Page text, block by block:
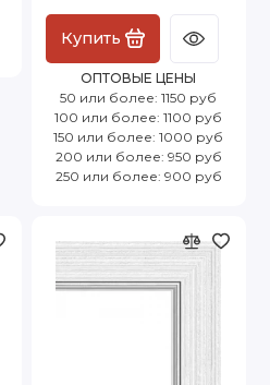
Купить
ОПТОВЫЕ ЦЕНЫ
50 или более: 1150 руб
100 или более: 1100 руб
150 или более: 1000 руб
200 или более: 950 руб
250 или более: 900 руб